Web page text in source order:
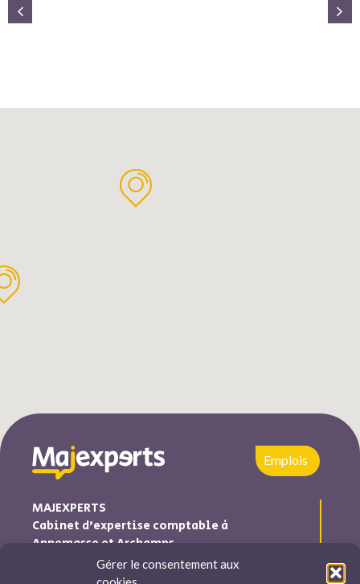
Gérer le consentement aux
Emplois
MAJEXPERTS
Cabinet d’expertise comptable à
Annemasse et Archamps
Majexperts est inscrite au tableau de l’ordre des experts